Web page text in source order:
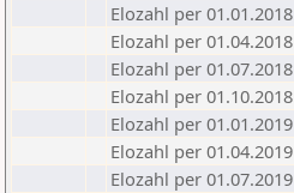
Elozahl per 01.01.2018
Elozahl per 01.04.2018
Elozahl per 01.07.2018
Elozahl per 01.10.2018
Elozahl per 01.01.2019
Elozahl per 01.04.2019
Elozahl per 01.07.2019